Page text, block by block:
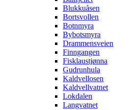
Blukkuåsen
Bortsvollen
Botnmyra
Bybotsmyra
Drammensveien
Finngangen
Fisklaustjønna
Gudrunhula
Kaldvellosen
Kaldvellvatnet
Lokdalen
Langvatnet